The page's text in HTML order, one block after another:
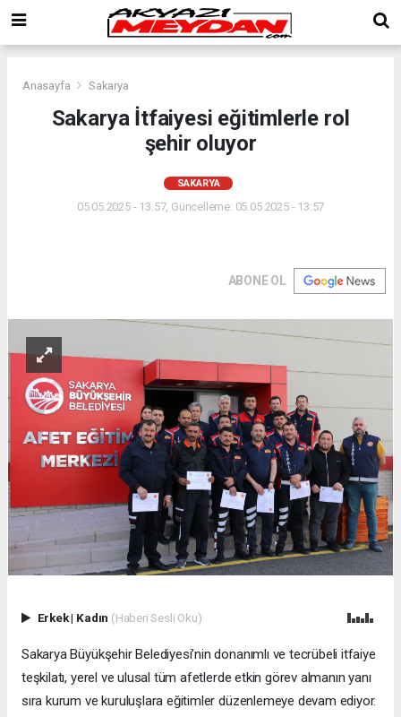
Anasayfa Sakarya
Sakarya İtfaiyesi eğitimlerle rol
şehir oluyor
SAKARYA
05.05.2025 - 13:57, Güncelleme: 05.05.2025 - 13:57
ABONE OL
Erkek| Kadın (Haberi Sesli Oku)
Sakarya Büyükşehir Belediyesi’nin donanımlı ve tecrübeli itfaiye
teşkilatı, yerel ve ulusal tüm afetlerde etkin görev almanın yanı
sıra kurum ve kuruluşlara eğitimler düzenlemeye devam ediyor.